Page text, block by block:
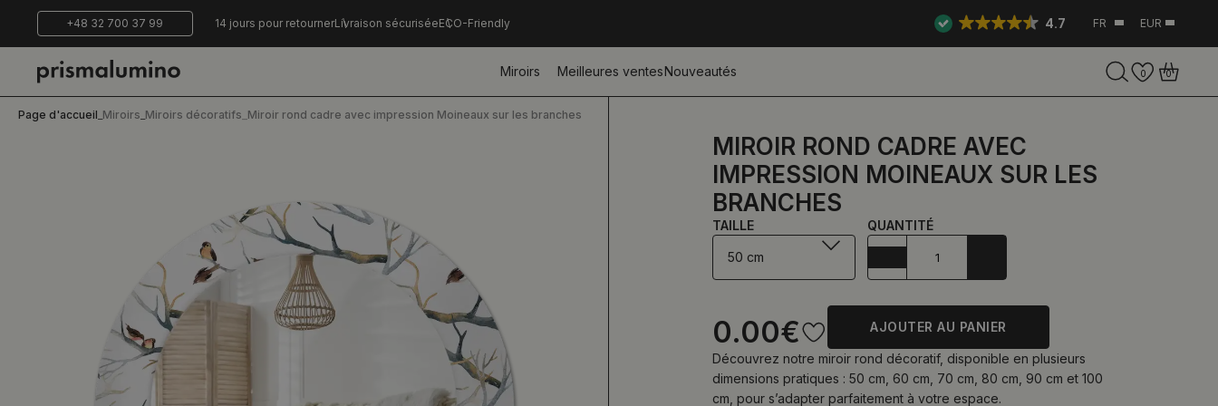
+48 32 700 37 99 14 jours pour retournerLivraison sécuriséeECO-Friendly 4.7 FR EUR
Miroirs Meilleures ventesNouveautés 0 0
Page d'accueil Miroirs Miroirs décoratifs Miroir rond cadre avec impression Moineaux sur les branches
MIROIR ROND CADRE AVEC
IMPRESSION MOINEAUX SUR LES
BRANCHES
TAILLE
50 cm
QUANTITÉ
0.00€ AJOUTER AU PANIER
Découvrez notre miroir rond décoratif, disponible en plusieurs
dimensions pratiques : 50 cm, 60 cm, 70 cm, 80 cm, 90 cm et 100
cm, pour s’adapter parfaitement à votre espace.